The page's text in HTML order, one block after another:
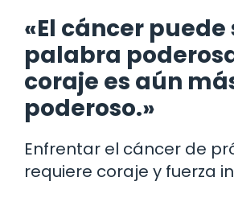
«El cáncer puede
palabra
coraje es aún
poderoso.»
Enfrentar el cáncer de
requiere coraje y fuerza